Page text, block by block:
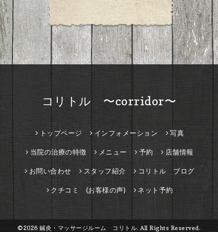
コリトル 〜corridor〜
トップページ インフォメーション 写真
当院の治療の特徴 メニュー 予約 店舗情報
お問い合わせ スタッフ紹介 コリトル ブログ
クチコミ (お客様の声) ネット予約
©2026 鍼灸・マッサージルーム コリトル. All Rights Reserved.